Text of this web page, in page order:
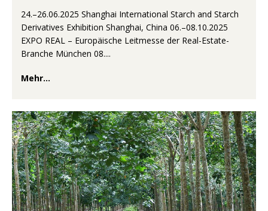
24.–26.06.2025 Shanghai International Starch and Starch
Derivatives Exhibition Shanghai, China 06.–08.10.2025
EXPO REAL – Europäische Leitmesse der Real-Estate-
Branche München 08....
Mehr...